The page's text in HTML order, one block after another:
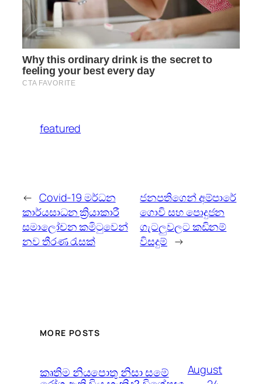
featured
← Covid-19 මර්ධන
කාර්යසාධන ක්‍රියාකාරී
සමාලෝචන කමිටුවෙන්
නව තීරණ රැසක්
ජනපතිගෙන් අම්පාරේ
ගොවි සහ පොදුජන
ගැටලුවලට කඩිනම්
විසදුම් →
MORE POSTS
කෘතිම නියපොතු නිසා සමේ
August